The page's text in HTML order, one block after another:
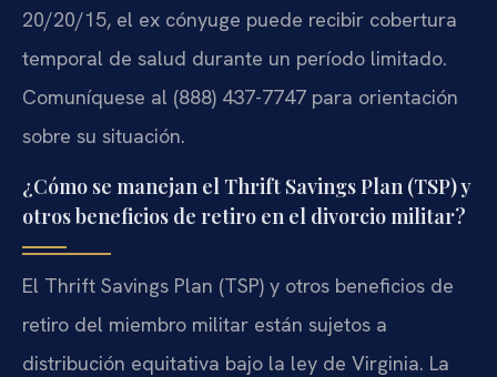
20/20/15, el ex cónyuge puede recibir cobertura
temporal de salud durante un período limitado.
Comuníquese al (888) 437-7747 para orientación
sobre su situación.
¿Cómo se manejan el Thrift Savings Plan (TSP) y
otros beneficios de retiro en el divorcio militar?
El Thrift Savings Plan (TSP) y otros beneficios de
retiro del miembro militar están sujetos a
distribución equitativa bajo la ley de Virginia. La